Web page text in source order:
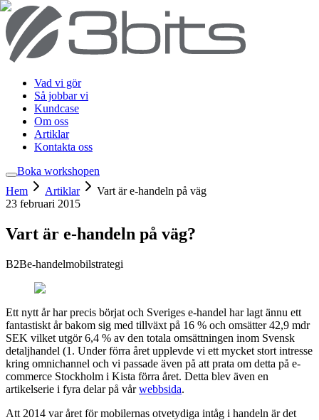
Vad vi gör
Så jobbar vi
Kundcase
Om oss
Artiklar
Kontakta oss
Boka workshopen
Hem
Artiklar
Vart är e-handeln på väg
23 februari 2015
Vart är e-handeln på väg?
B2Be-handelmobilstrategi
Ett nytt år har precis börjat och Sveriges e-handel har lagt ännu ett
fantastiskt år bakom sig med tillväxt på 16 % och omsätter 42,9 mdr
SEK vilket utgör 6,4 % av den totala omsättningen inom Svensk
detaljhandel (1. Under förra året upplevde vi ett mycket stort intresse
kring omnichannel och vi passade även på att prata om detta på e-
commerce Stockholm i Kista förra året. Detta blev även en
artikelserie i fyra delar på vårwebbsida.
Att 2014 var året för mobilernas otvetydiga intåg i handeln är det